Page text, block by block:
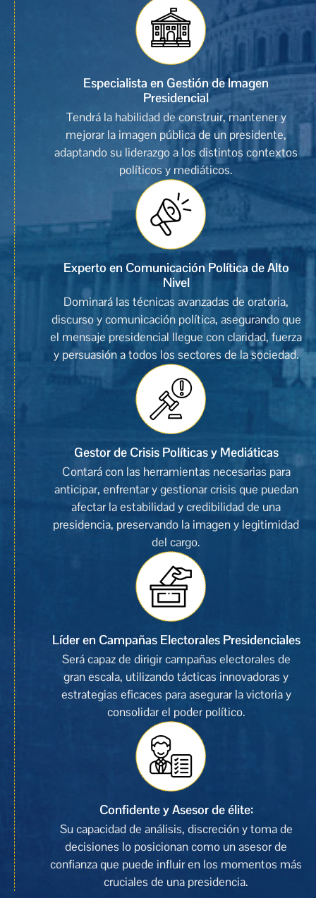
Especialista en Gestión de Imagen
Presidencial
Tendrá la habilidad de construir, mantener y
mejorar la imagen pública de un presidente,
adaptando su liderazgo a los distintos contextos
políticos y mediáticos.
Experto en Comunicación Política de Alto
Nivel
Dominará las técnicas avanzadas de oratoria,
discurso y comunicación política, asegurando que
el mensaje presidencial llegue con claridad, fuerza
y persuasión a todos los sectores de la sociedad.
Gestor de Crisis Políticas y Mediáticas
Contará con las herramientas necesarias para
anticipar, enfrentar y gestionar crisis que puedan
afectar la estabilidad y credibilidad de una
presidencia, preservando la imagen y legitimidad
del cargo.
Líder en Campañas Electorales Presidenciales
Será capaz de dirigir campañas electorales de
gran escala, utilizando tácticas innovadoras y
estrategias eficaces para asegurar la victoria y
consolidar el poder político.
Confidente y Asesor de élite:
Su capacidad de análisis, discreción y toma de
decisiones lo posicionan como un asesor de
confianza que puede influir en los momentos más
cruciales de una presidencia.